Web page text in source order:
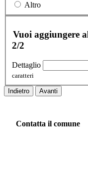
Altro
Vuoi aggiungere
2/2
Dettaglio
caratteri
Indietro Avanti
Contatta il comune